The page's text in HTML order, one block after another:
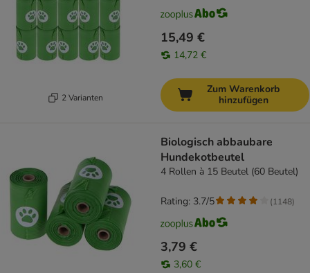
2 Varianten
15,49 €
14,72 €
Zum Warenkorb
hinzufügen
Biologisch abbaubare
Hundekotbeutel
4 Rollen à 15 Beutel (60 Beutel)
3,79 €
3,60 €
Rating: 3.7/5 (1148)